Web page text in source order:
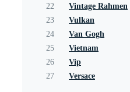
22
Vintage Rahmen
23
Vulkan
24
Van Gogh
25
Vietnam
26
Vip
27
Versace